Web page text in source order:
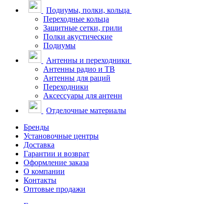
Подиумы, полки, кольца
Переходные кольца
Защитные сетки, грили
Полки акустические
Подиумы
Антенны и переходники
Антенны радио и ТВ
Антенны для раций
Переходники
Аксессуары для антенн
Отделочные материалы
Бренды
Установочные центры
Доставка
Гарантии и возврат
Оформление заказа
О компании
Контакты
Оптовые продажи